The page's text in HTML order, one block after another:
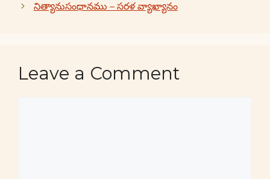
నిత్యానుసంధానము – సరళ వ్యాఖ్యానం
Leave a Comment